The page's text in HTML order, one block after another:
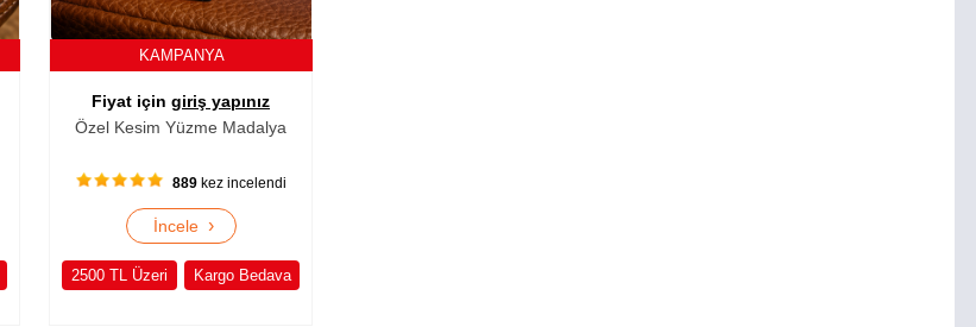
KAMPANYA
Fiyat için giriş yapınız
Özel Kesim Yüzme Madalya
889kez incelendi
İncele ›
2500 TL Üzeri Kargo Bedava